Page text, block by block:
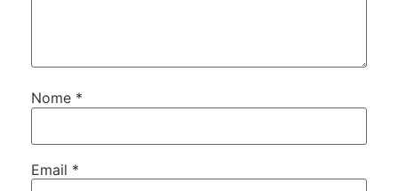
Nome *
Email *